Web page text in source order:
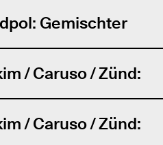
Gemischter
/ Caruso / Zünd:
/ Caruso / Zünd: